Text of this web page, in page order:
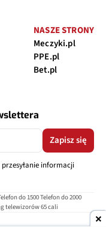
NASZE STRONY
Meczyki.pl
PPE.pl
Bet.pl
Zapisz się
informacji
do 1500Telefon do 2000
telewizorów 65 cali